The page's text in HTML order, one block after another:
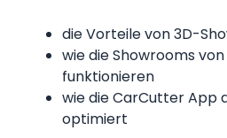
die Vorteile von 3D-
wie die Showrooms
funktionieren
wie die CarCutter App
optimiert